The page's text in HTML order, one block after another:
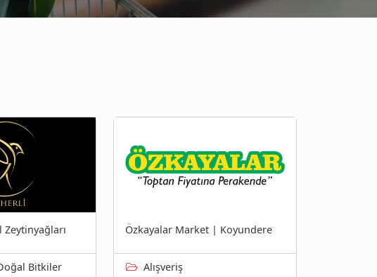
Bitkiler
Özkayalar Market | Koyundere
Alışveriş